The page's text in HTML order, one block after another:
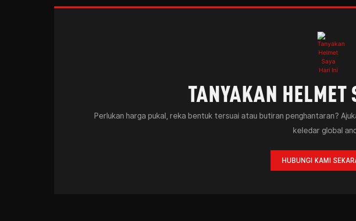
TANYAKAN
Perlukan harga pukal, reka bentuk tersuai atau butiran penghantaran?
keledar global
HUBUNGI KAMI